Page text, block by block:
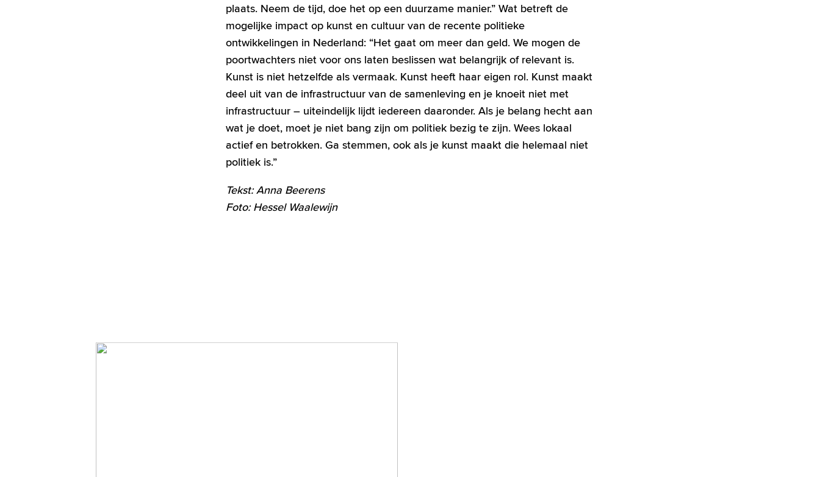
plaats. Neem de tijd, doe het op een duurzame manier.” Wat betreft de
mogelijke impact op kunst en cultuur van de recente politieke
ontwikkelingen in Nederland: “Het gaat om meer dan geld. We mogen de
poortwachters niet voor ons laten beslissen wat belangrijk of relevant is.
Kunst is niet hetzelfde als vermaak. Kunst heeft haar eigen rol. Kunst maakt
deel uit van de infrastructuur van de samenleving en je knoeit niet met
infrastructuur – uiteindelijk lijdt iedereen daaronder. Als je belang hecht aan
wat je doet, moet je niet bang zijn om politiek bezig te zijn. Wees lokaal
actief en betrokken. Ga stemmen, ook als je kunst maakt die helemaal niet
politiek is.”
Tekst: Anna Beerens
Foto: Hessel Waalewijn